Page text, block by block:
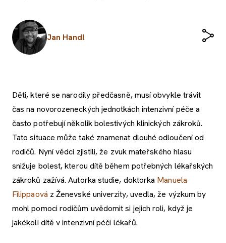
Jan Handl
Děti, které se narodily předčasně, musí obvykle trávit
čas na novorozeneckých jednotkách intenzivní péče a
často potřebují několik bolestivých klinických zákroků.
Tato situace může také znamenat dlouhé odloučení od
rodičů. Nyní vědci zjistili, že zvuk mateřského hlasu
snižuje bolest, kterou dítě během potřebných lékařských
zákroků zažívá. Autorka studie, doktorka Manuela
Filippaová z Ženevské univerzity, uvedla, že výzkum by
mohl pomoci rodičům uvědomit si jejich roli, když je
jakékoli dítě v intenzivní péči lékařů.